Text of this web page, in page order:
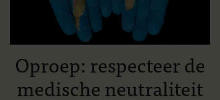
Oproep: respecteer de
medische neutraliteit